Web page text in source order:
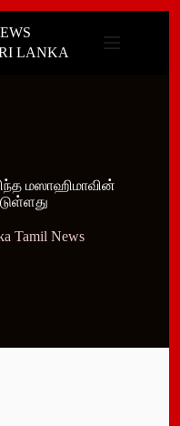
LANKA
மஸாஹிமாவின்
Tamil News